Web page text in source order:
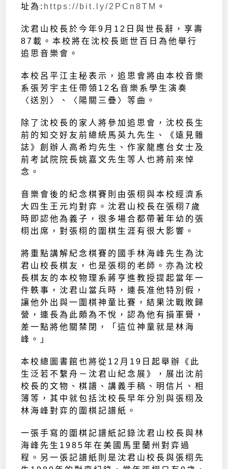
址為: https://bit.ly/2PCn8TM 。
沈君山校長於今年9月12日與世長辭，享壽
87載。本校將在沈校長逝世百日為他舉行
追思音樂會。
本校呂平江主秘表示，追思會將由本校音樂
系張芳宇主任帶領12名音樂系學生演奏
〈送別〉、〈陽關三疊〉等曲。
除了沈校長的家人將參加追思會，沈校長生
前的知交好友前總統馬英九先生、《遠見雜
誌》創辦人高希均先生、作家龍應台女士及
前考試院院長姚嘉文先生等人也將前來悼
念。
音樂會後的紀念棋賽則由張栩與本校經濟系
大四生王元均對弈。沈君山校長在張栩7歲
時即認他為義子，很多場合都帶著年幼的張
栩出席，對張栩的圍棋生涯有很大影響。
將重點講解紀念棋賽的國手林海峰先生為沈
君山校長棋友，也是張栩的老師。亦為沈校
長棋友的本校物理系蔣亨進教授提起當年一
件軼事，沈君山當兵時，連長准他特別假，
讓他外出與一圍棋神童比賽，結果沈戰敗歸
營，連長為此頗為不悅，認為他有損軍譽，
差一點將他關禁閉，「這位神童就是林海
峰。」
本校總圖書館也將從12月19日起舉辦《此
生泛若不繫舟－沈君山紀念展》，展出沈前
校長的文物、棋譜、講義手稿、明信片、相
簿等，其中就包括沈校長早年分別與張栩及
林海峰對弈的圍棋記譜紙。
一張手寫的圍棋記譜紙記錄沈君山校長與林
海峰先生1985年在美國馬里蘭州對弈過
程。另一張記譜紙則是沈君山校長與張栩先